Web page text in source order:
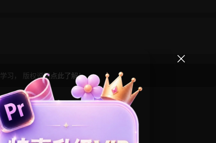
习， 版权说明点此了解！
0